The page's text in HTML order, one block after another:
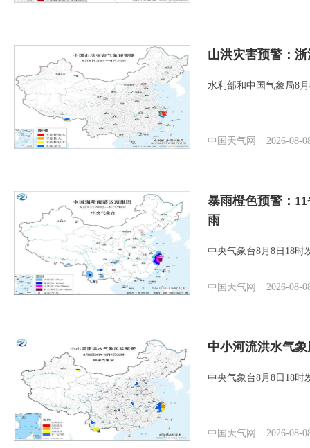
山洪灾害预警：
水利部和中国气象局8
中国天气网 2026-08-
暴雨橙色预警：
雨
中央气象台8月8日18时
中国天气网 2026-08-
中小河流洪水气
中央气象台8月8日18时
中国天气网 2026-08-